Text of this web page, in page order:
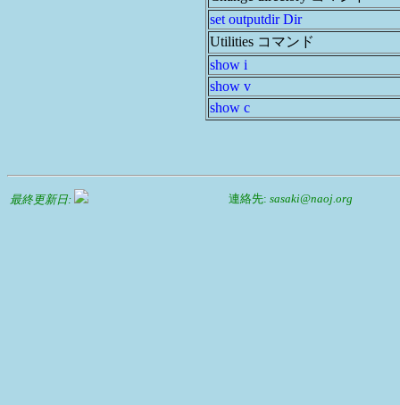
set outputdir Dir
Utilities コマンド
show i
show v
show c
最終更新日: 連絡先: sasaki@naoj.org